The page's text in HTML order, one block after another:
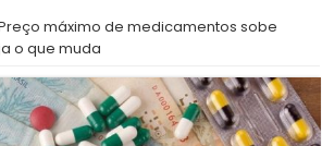
máximo de medicamentos sobe
o que muda